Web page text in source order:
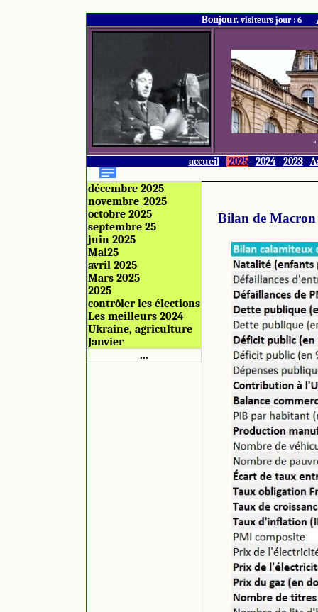
Bonjour.visiteurs jour : 6
"
accueil- 2025- 2024- 2023-
décembre 2025
novembre_2025
octobre 2025
septembre 25
juin 2025
Mai25
avril 2025
Mars 2025
2025
contrôler les élections
Les meilleurs 2024
Ukraine, agriculture
Janvier
...
Bilan de